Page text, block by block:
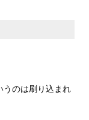
うのは刷り込まれ